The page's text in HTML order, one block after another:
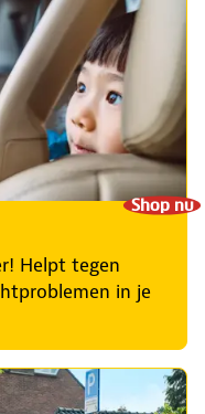
Shop nu
Helpt tegen
in je